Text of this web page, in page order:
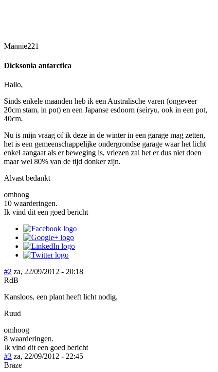
Mannie221
Dicksonia antarctica
Hallo,
Sinds enkele maanden heb ik een Australische varen (ongeveer
20cm stam, in pot) en een Japanse esdoorn (seiryu, ook in een pot,
40cm.
Nu is mijn vraag of ik deze in de winter in een garage mag zetten,
het is een gemeenschappelijke ondergrondse garage waar het licht
enkel aangaat als er beweging is, vriezen zal het er dus niet doen
maar wel 80% van de tijd donker zijn.
Alvast bedankt
omhoog
10 waarderingen.
Ik vind dit een goed bericht
#2 za, 22/09/2012 - 20:18
RdB
Kansloos, een plant heeft licht nodig,
Ruud
omhoog
8 waarderingen.
Ik vind dit een goed bericht
#3 za, 22/09/2012 - 22:45
Braze